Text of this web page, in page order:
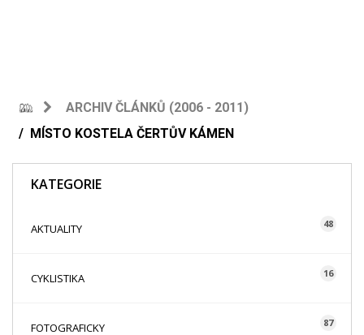
ARCHIV ČLÁNKŮ (2006 - 2011)
MÍSTO KOSTELA ČERTŮV KÁMEN
KATEGORIE
AKTUALITY 48
CYKLISTIKA 16
FOTOGRAFICKY 87